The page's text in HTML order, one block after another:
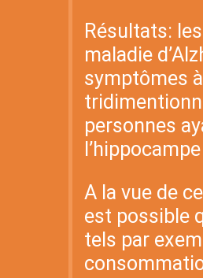
Résultats:
maladie
symptômes
personnes
A la vue de
est possible
tels par